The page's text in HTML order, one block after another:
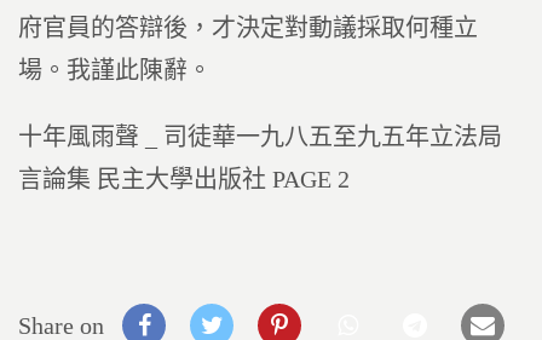
府官員的答辯後，才決定對動議採取何種立
場。我謹此陳辭。
十年風雨聲 _ 司徒華一九八五至九五年立法局
言論集 民主大學出版社 PAGE 2
Share on